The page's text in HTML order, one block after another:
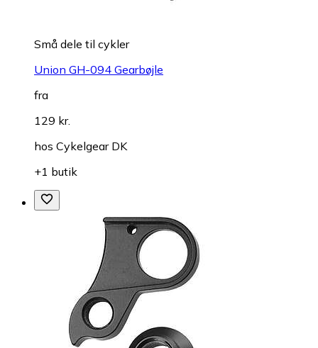
Små dele til cykler
Union GH-094 Gearbøjle
fra
129 kr.
hos Cykelgear DK
+1 butik